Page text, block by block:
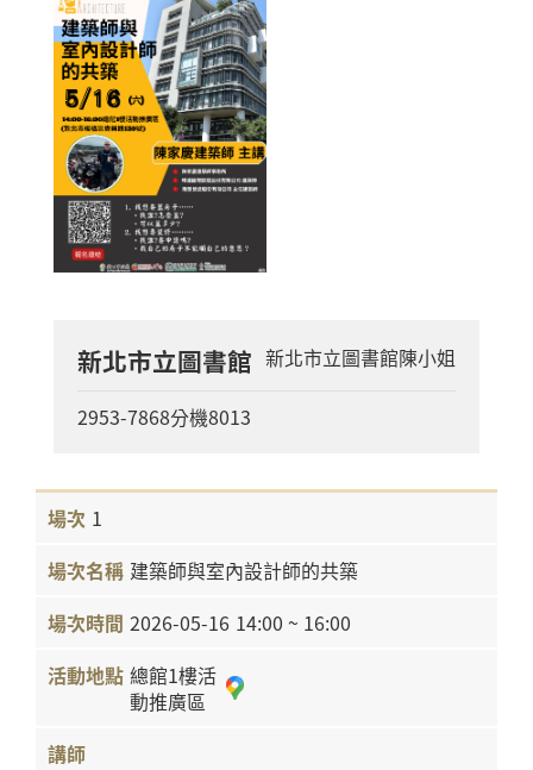
新北市立圖書館 新北市立圖書館陳小姐
2953-7868分機8013
1
建築師與室內設計師的共築
2026-05-16 14:00 ~ 16:00
總館1樓活
動推廣區